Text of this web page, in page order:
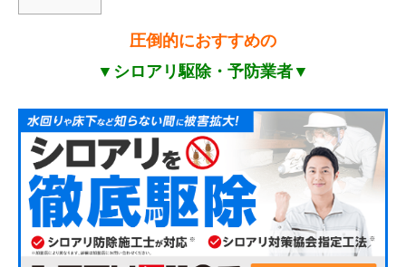
圧倒的におすすめの
▼シロアリ駆除・予防業者▼